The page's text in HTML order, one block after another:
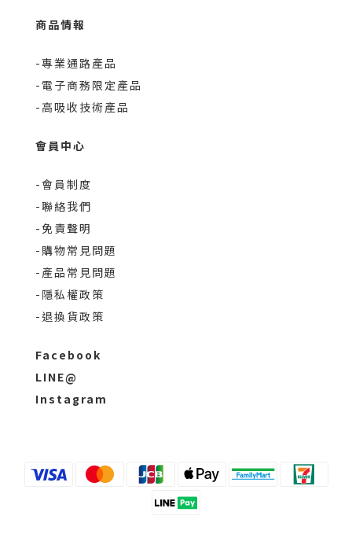
商品情報
-專業通路產品
-電子商務限定產品
-高吸收技術產品
會員中心
-會員制度
-聯絡我們
-免責聲明
-購物常見問題
-產品常見問題
-隱私權政策
-退換貨政策
Facebook
LINE@
Instagram